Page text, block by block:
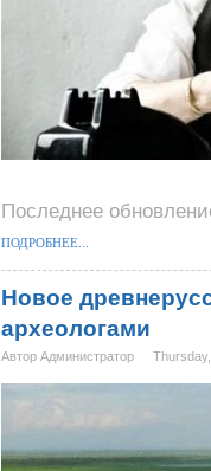
Последнее
ПОДРОБНЕЕ...
Новое
археологами
Автор Администратор